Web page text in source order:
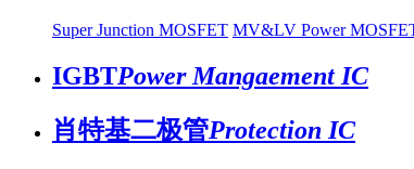
Super Junction MOSFET MV&LV Power
IGBTPower Mangaement IC
肖特基二极管Protection IC